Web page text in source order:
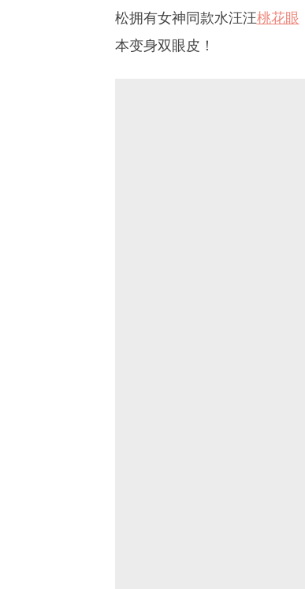
松拥有女神同款水汪汪桃花眼
本变身双眼皮！